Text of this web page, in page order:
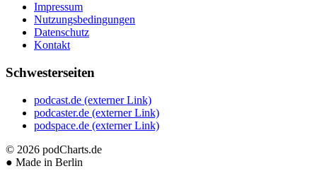
Impressum
Nutzungsbedingungen
Datenschutz
Kontakt
Schwesterseiten
podcast.de (externer Link)
podcaster.de (externer Link)
podspace.de (externer Link)
© 2026 podCharts.de
● Made in Berlin